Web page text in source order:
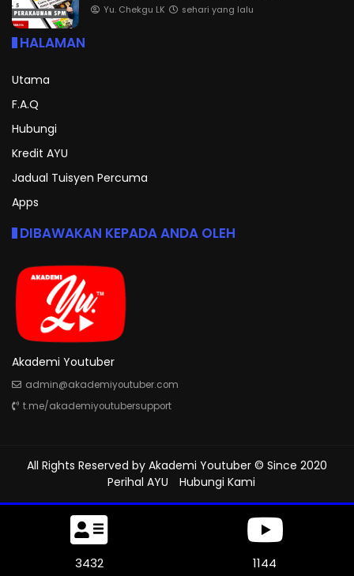
Yu. Chekgu LK sehari yang lalu
HALAMAN
Utama
F.A.Q
Hubungi
Kredit AYU
Jadual Tuisyen Percuma
Apps
DIBAWAKAN KEPADA ANDA OLEH
Akademi Youtuber
admin@akademiyoutuber.com
t.me/akademiyoutubersupport
All Rights Reserved by Akademi Youtuber © Since 2020
Perihal AYU
Hubungi Kami
3828 1276